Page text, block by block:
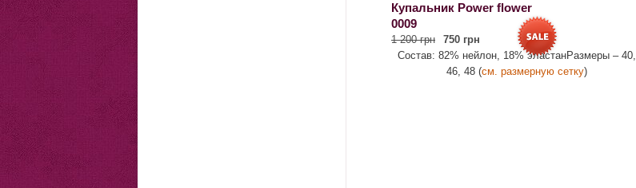
Купальник Рower flower
0009
1 200 грн
750 грн
Состав: 82% нейлон, 18% эластанРазмеры – 40,
46, 48 (см. размерную сетку)